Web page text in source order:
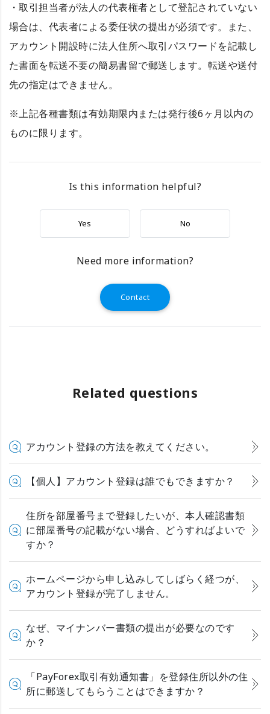
・取引担当者が法人の代表権者として登記されていない
場合は、代表者による委任状の提出が必須です。また、
アカウント開設時に法人住所へ取引パスワードを記載し
た書面を転送不要の簡易書留で郵送します。転送や送付
先の指定はできません。
※上記各種書類は有効期限内または発行後6ヶ月以内の
ものに限ります。
Is this information helpful?
Yes No
Need more information?
Contact
Related questions
アカウント登録の方法を教えてください。
【個人】アカウント登録は誰でもできますか？
住所を部屋番号まで登録したいが、本人確認書類
に部屋番号の記載がない場合、どうすればよいで
すか？
ホームページから申し込みしてしばらく経つが、
アカウント登録が完了しません。
なぜ、マイナンバー書類の提出が必要なのです
か？
「PayForex取引有効通知書」を登録住所以外の住
所に郵送してもらうことはできますか？